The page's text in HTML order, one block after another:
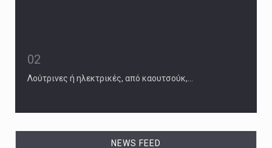
02
Λούτρινες ή ηλεκτρικές, από καουτσούκ,…
NEWS FEED